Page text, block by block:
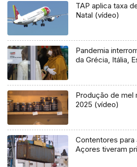
TAP aplica taxa
Natal (vídeo)
Pandemia
da Grécia, Itália,
Produção de mel
2025 (vídeo)
Contentores para
Açores tiveram